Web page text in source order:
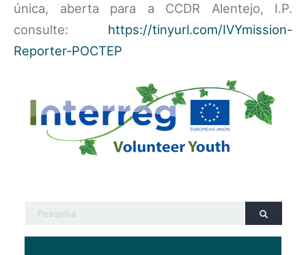
única, aberta para a CCDR Alentejo, I.P.
consulte: https://tinyurl.com/IVYmission-
Reporter-POCTEP